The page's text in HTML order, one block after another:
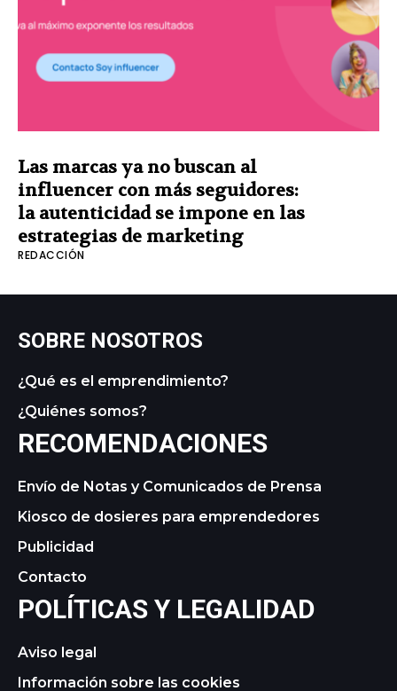
Las marcas ya no buscan al
influencer con más seguidores:
la autenticidad se impone en las
estrategias de marketing
REDACCIÓN
SOBRE NOSOTROS
¿Qué es el emprendimiento?
¿Quiénes somos?
RECOMENDACIONES
Envío de Notas y Comunicados de Prensa
Kiosco de dosieres para emprendedores
Publicidad
Contacto
POLÍTICAS Y LEGALIDAD
Aviso legal
Información sobre las cookies